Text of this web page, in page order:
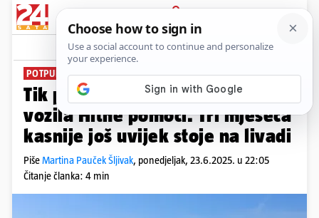
PRIJAVA
News Komentari
POTPUNI APSURD PLUS+
Tik pred izbore predstavili nova
vozila Hitne pomoći. Tri mjeseca
kasnije još uvijek stoje na livadi
PišeMartina Pauček Šljivak, ponedjeljak, 23.6.2025. u 22:05
Čitanje članka: 4 min